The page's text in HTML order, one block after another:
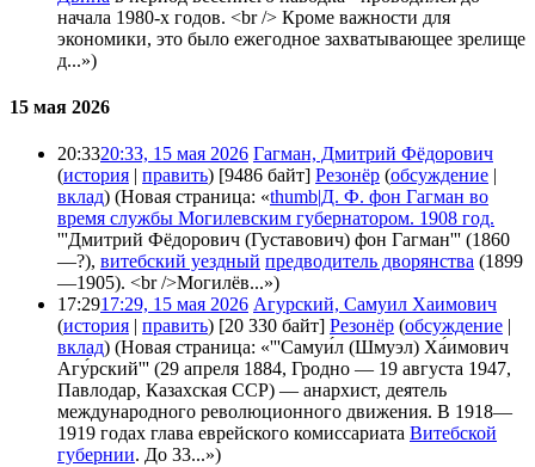
начала 1980-х годов. <br /> Кроме важности для
экономики, это было ежегодное захватывающее зрелище
д...»)
15 мая 2026
20:3320:33, 15 мая 2026 Гагман, Дмитрий Фёдорович
(история | править) [9486 байт] Резонёр (обсуждение |
вклад) (Новая страница: «thumb|Д. Ф. фон Гагман во
время службы Могилевским губернатором. 1908 год.
'''Дмитрий Фёдорович (Густавович) фон Гагман''' (1860
—?), витебский уездный предводитель дворянства (1899
—1905). <br />Могилёв...»)
17:2917:29, 15 мая 2026 Агурский, Самуил Хаимович
(история | править) [20 330 байт] Резонёр (обсуждение |
вклад) (Новая страница: «'''Самуи́л (Шмуэл) Ха́имович
Агу́рский''' (29 апреля 1884, Гродно — 19 августа 1947,
Павлодар, Казахская ССР) — анархист, деятель
международного революционного движения. В 1918—
1919 годах глава еврейского комиссариата Витебской
губернии. До 33...»)